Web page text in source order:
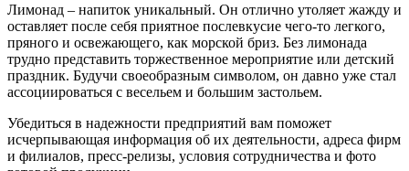
Лимонад – напиток уникальный. Он отлично утоляет жажду и
оставляет после себя приятное послевкусие чего-то легкого,
пряного и освежающего, как морской бриз. Без лимонада
трудно представить торжественное мероприятие или детский
праздник. Будучи своеобразным символом, он давно уже стал
ассоциироваться с весельем и большим застольем.
Убедиться в надежности предприятий вам поможет
исчерпывающая информация об их деятельности, адреса фирм
и филиалов, пресс-релизы, условия сотрудничества и фото